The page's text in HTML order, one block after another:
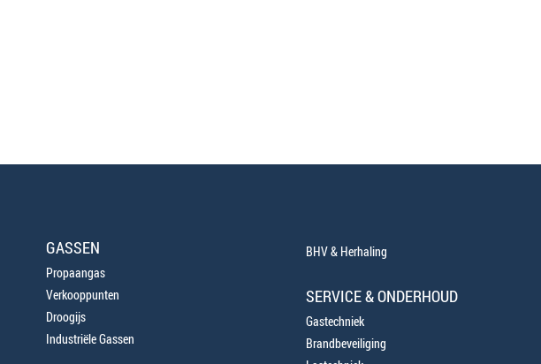
GASSEN
Propaangas
Verkooppunten
Droogijs
Industriële Gassen
BHV & Herhaling
SERVICE & ONDERHOUD
Gastechniek
Brandbeveiliging